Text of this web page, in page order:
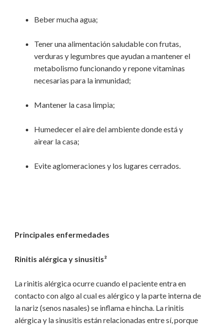
Beber mucha agua;
Tener una alimentación saludable con frutas,
verduras y legumbres que ayudan a mantener el
metabolismo funcionando y repone vitaminas
necesarias para la inmunidad;
Mantener la casa limpia;
Humedecer el aire del ambiente donde está y
airear la casa;
Evite aglomeraciones y los lugares cerrados.
Principales enfermedades
Rinitis alérgica y sinusitis²
La rinitis alérgica ocurre cuando el paciente entra en
contacto con algo al cual es alérgico y la parte interna de
la nariz (senos nasales) se inflama e hincha. La rinitis
alérgica y la sinusitis están relacionadas entre sí, porque